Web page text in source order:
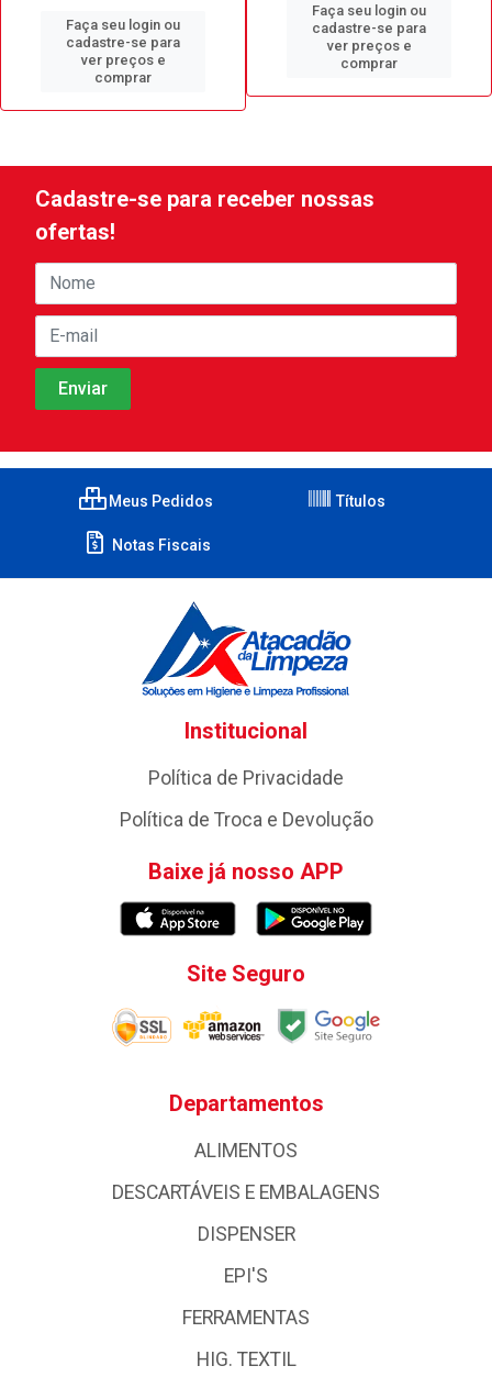
Faça seu login ou
cadastre-se para
ver preços e
comprar
Faça seu login ou
cadastre-se para
ver preços e
comprar
Cadastre-se para receber nossas
ofertas!
Meus Pedidos Títulos
Notas Fiscais
Institucional
Política de Privacidade
Política de Troca e Devolução
Baixe já nosso APP
Site Seguro
Departamentos
ALIMENTOS
DESCARTÁVEIS E EMBALAGENS
DISPENSER
EPI'S
FERRAMENTAS
HIG. TEXTIL